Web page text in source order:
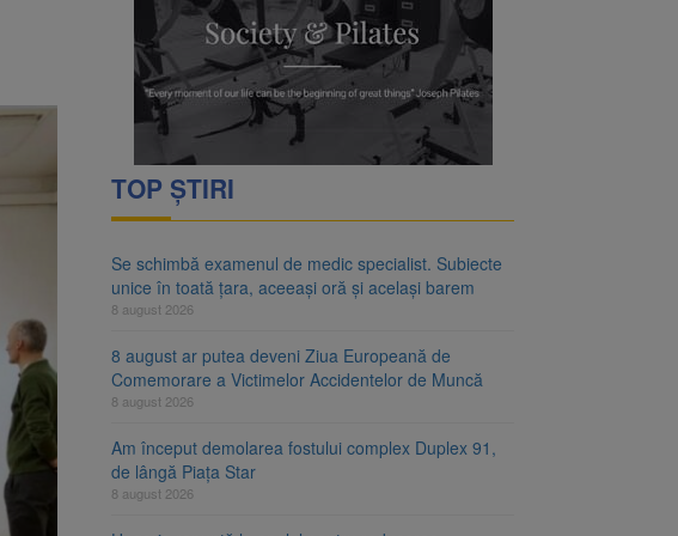
Două persoane primesc îngrijiri
țara, aceeași oră și același barem
TOP ȘTIRI
Se schimbă examenul de medic specialist. Subiecte
unice în toată țara, aceeași oră și același barem
8 august 2026
8 august ar putea deveni Ziua Europeană de
Comemorare a Victimelor Accidentelor de Muncă
8 august 2026
Am început demolarea fostului complex Duplex 91,
de lângă Piața Star
8 august 2026